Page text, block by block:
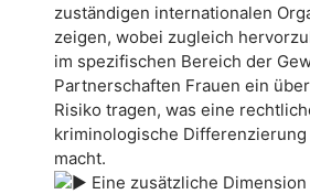
zuständigen internationalen
zeigen, wobei zugleich
im spezifischen Bereich der
Partnerschaften Frauen ein
Risiko tragen, was eine
kriminologische
macht.
Eine zusätzliche